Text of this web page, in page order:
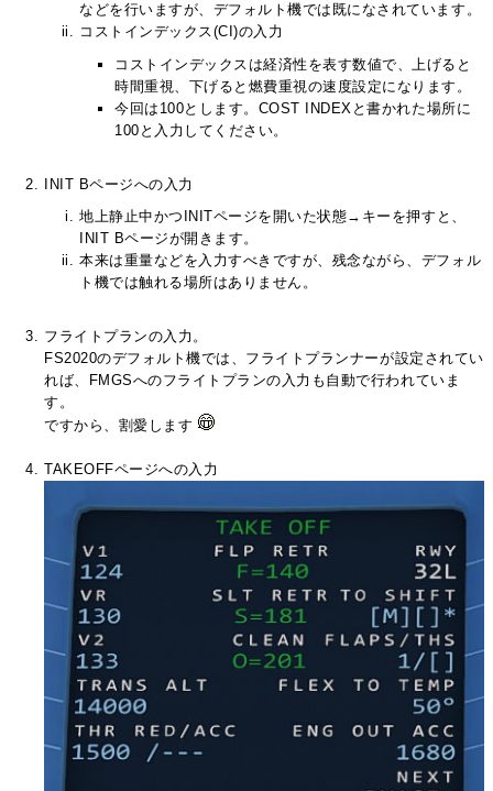
などを行いますが、デフォルト機では既になされています。
コストインデックス(CI)の入力
コストインデックスは経済性を表す数値で、上げると
時間重視、下げると燃費重視の速度設定になります。
今回は100とします。COST INDEXと書かれた場所に
100と入力してください。
INIT Bページへの入力
地上静止中かつINITページを開いた状態→キーを押すと、
INIT Bページが開きます。
本来は重量などを入力すべきですが、残念ながら、デフォル
ト機では触れる場所はありません。
フライトプランの入力。
FS2020のデフォルト機では、フライトプランナーが設定されてい
れば、FMGSへのフライトプランの入力も自動で行われていま
す。
ですから、割愛します
TAKEOFFページへの入力